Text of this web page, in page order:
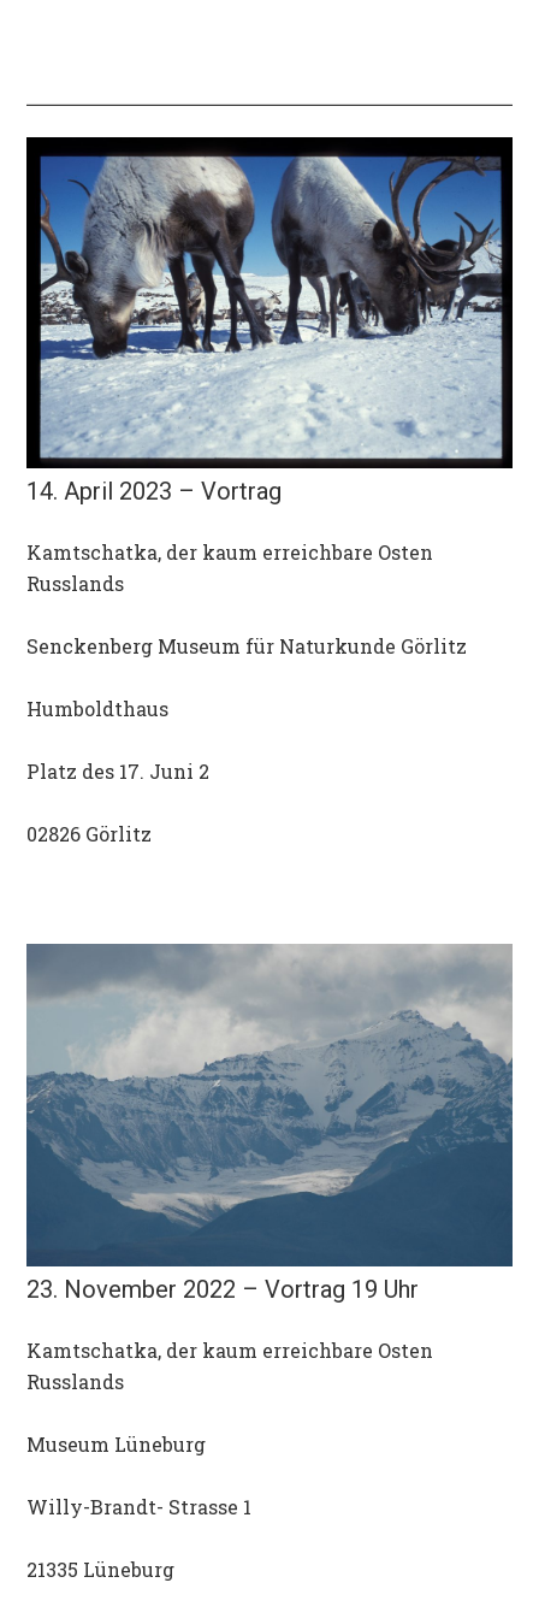
14. April 2023 – Vortrag
Kamtschatka, der kaum erreichbare Osten
Russlands
Senckenberg Museum für Naturkunde Görlitz
Humboldthaus
Platz des 17. Juni 2
02826 Görlitz
23. November 2022 – Vortrag 19 Uhr
Kamtschatka, der kaum erreichbare Osten
Russlands
Museum Lüneburg
Willy-Brandt- Strasse 1
21335 Lüneburg